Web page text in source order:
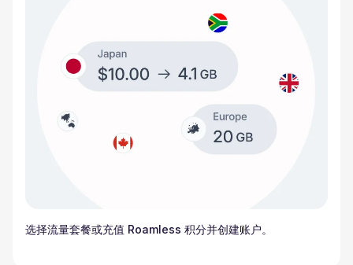
选择流量套餐或充值 Roamless 积分并创建账户。